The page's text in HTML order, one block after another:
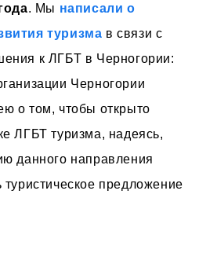
. Мы написали о
туризма в связи с
к ЛГБТ в Черногории:
Черногории
о том, чтобы открыто
ЛГБТ туризма, надеясь,
данного направления
туристическое предложение